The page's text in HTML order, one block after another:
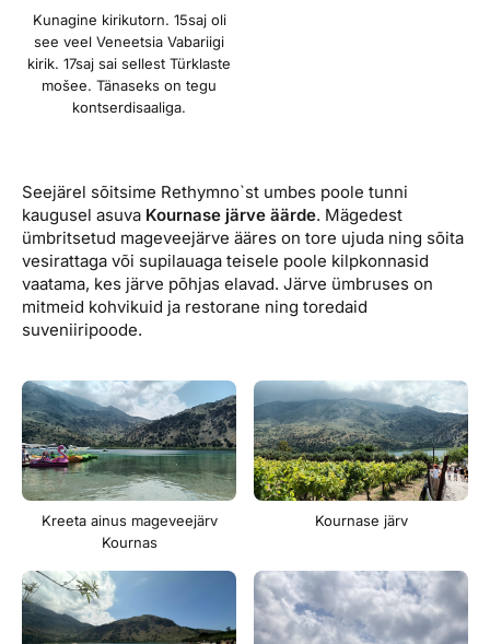
Kunagine kirikutorn. 15saj oli
see veel Veneetsia Vabariigi
kirik. 17saj sai sellest Türklaste
mošee. Tänaseks on tegu
kontserdisaaliga.
Seejärel sõitsime Rethymno`st umbes poole tunni
kaugusel asuva Kournase järve äärde. Mägedest
ümbritsetud mageveejärve ääres on tore ujuda ning sõita
vesirattaga või supilauaga teisele poole kilpkonnasid
vaatama, kes järve põhjas elavad. Järve ümbruses on
mitmeid kohvikuid ja restorane ning toredaid
suveniiripoode.
Kreeta ainus mageveejärv
Kournas
Kournase järv